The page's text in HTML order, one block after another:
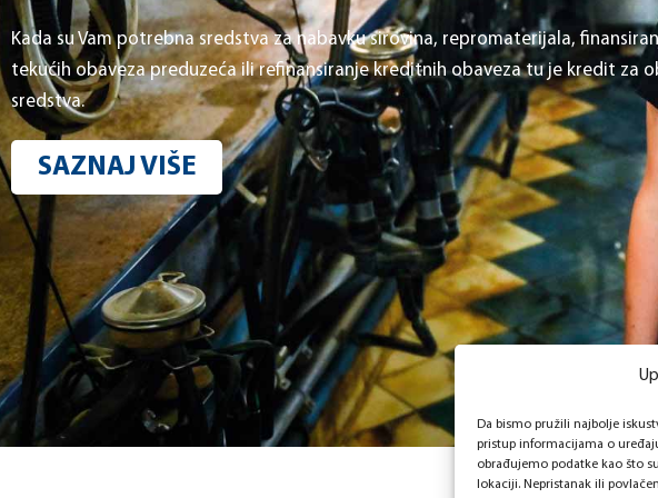
Da bismo pružili najbolje
pristup informacijama o
obrađujemo podatke kao što
lokaciji. Nepristanak ili
Kada su Vam potrebna sredstva za nabavku sirovina, repromaterijala,
tekućih obaveza preduzeća ili refinansiranje kreditnih obaveza tu je kredit za
sredstva.
SAZNAJ VIŠE